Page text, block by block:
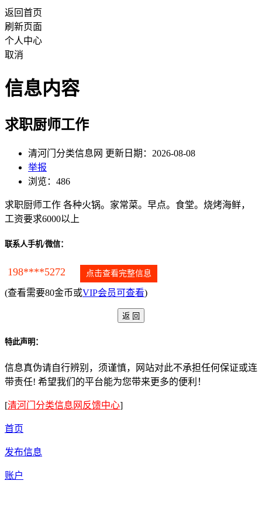
返回首页
刷新页面
个人中心
取消
信息内容
求职厨师工作
清河门分类信息网 更新日期：2026-08-08
举报
浏览：486
求职厨师工作 各种火锅。家常菜。早点。食堂。烧烤海鲜，
工资要求6000以上
联系人手机/微信：
198****5272 点击查看完整信息
(查看需要80金币或VIP会员可查看)
特此声明：
信息真伪请自行辨别，须谨慎，网站对此不承担任何保证或连
带责任! 希望我们的平台能为您带来更多的便利！
[清河门分类信息网反馈中心]
首页
发布信息
账户